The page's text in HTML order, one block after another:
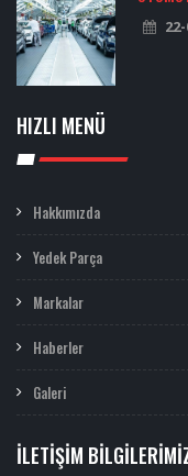
HIZLI MENÜ
Hakkımızda
Yedek Parça
Markalar
Haberler
Galeri
İLETIŞIM